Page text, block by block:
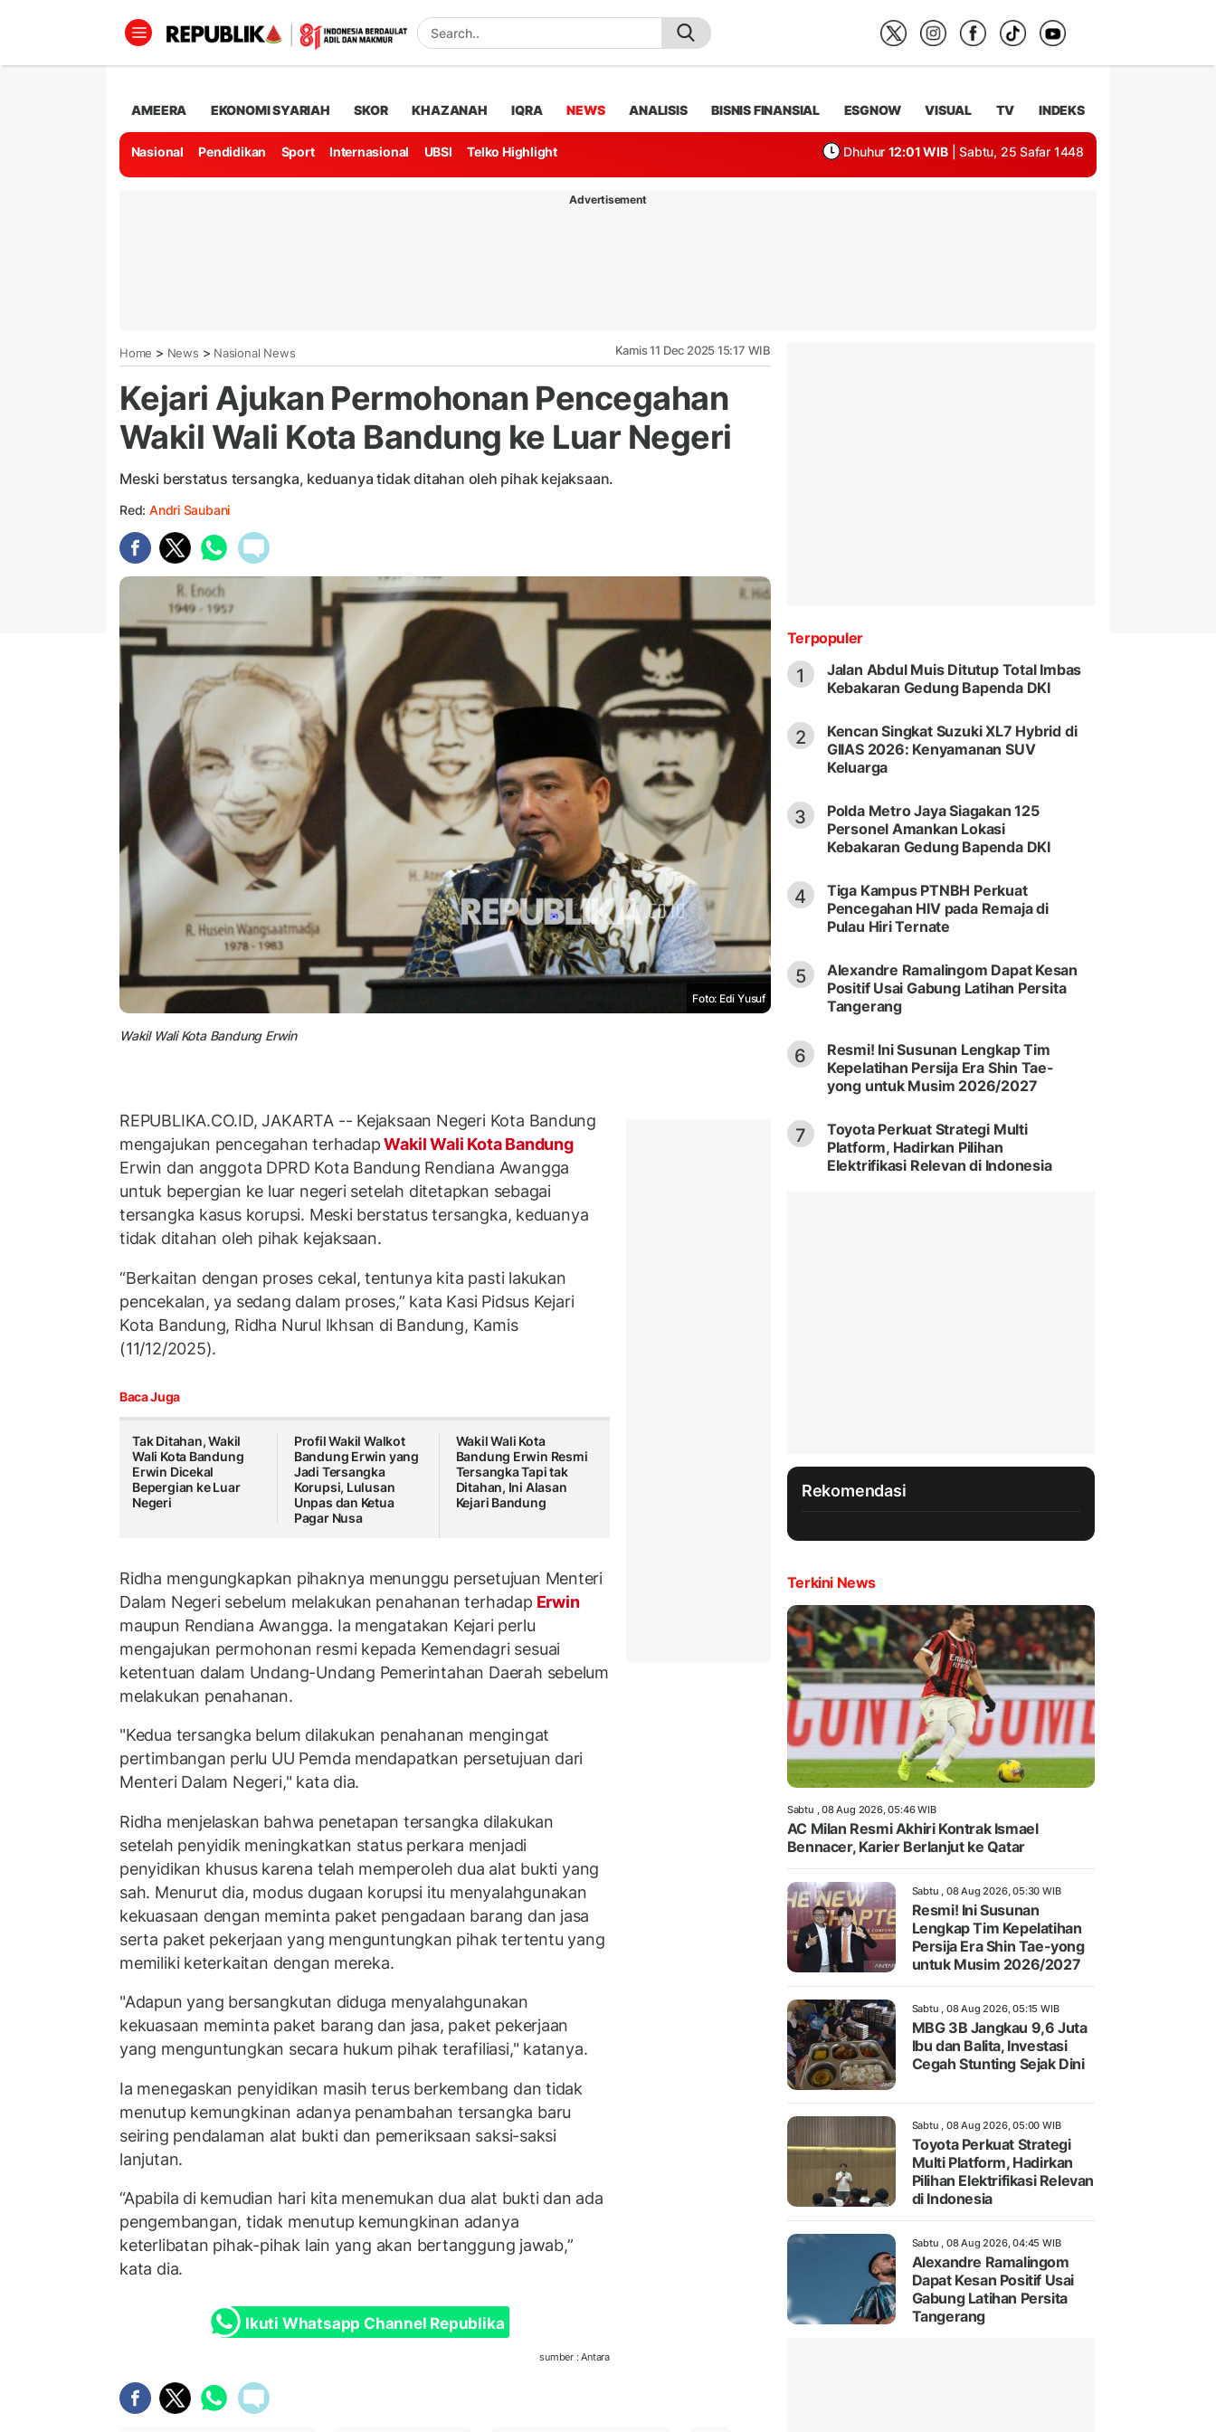
AMEERA EKONOMI SYARIAH SKOR KHAZANAH IQRA NEWS ANALISIS BISNIS FINANSIAL ESGNOW VISUAL TV INDEKS
Nasional Pendidikan Sport Internasional UBSI Telko Highlight Dhuhur 12:01 WIB | Sabtu, 25 Safar 1448
Advertisement
Home > News > Nasional News Kamis 11 Dec 2025 15:17 WIB
Kejari Ajukan Permohonan Pencegahan
Wakil Wali Kota Bandung ke Luar Negeri
Meski berstatus tersangka, keduanya tidak ditahan oleh pihak kejaksaan.
Red: Andri Saubani
Foto: Edi Yusuf
Wakil Wali Kota Bandung Erwin
REPUBLIKA.CO.ID, JAKARTA -- Kejaksaan Negeri Kota Bandung
mengajukan pencegahan terhadapWakil Wali Kota Bandung
Erwin dan anggota DPRD Kota Bandung Rendiana Awangga
untuk bepergian ke luar negeri setelah ditetapkan sebagai
tersangka kasus korupsi. Meski berstatus tersangka, keduanya
tidak ditahan oleh pihak kejaksaan.
“Berkaitan dengan proses cekal, tentunya kita pasti lakukan
pencekalan, ya sedang dalam proses,” kata Kasi Pidsus Kejari
Kota Bandung, Ridha Nurul Ikhsan di Bandung, Kamis
(11/12/2025).
Baca Juga
Tak Ditahan, Wakil
Wali Kota Bandung
Erwin Dicekal
Bepergian ke Luar
Negeri
Profil Wakil Walkot
Bandung Erwin yang
Jadi Tersangka
Korupsi, Lulusan
Unpas dan Ketua
Pagar Nusa
Wakil Wali Kota
Bandung Erwin Resmi
Tersangka Tapi tak
Ditahan, Ini Alasan
Kejari Bandung
Ridha mengungkapkan pihaknya menunggu persetujuan Menteri
Dalam Negeri sebelum melakukan penahanan terhadap Erwin
maupun Rendiana Awangga. Ia mengatakan Kejari perlu
mengajukan permohonan resmi kepada Kemendagri sesuai
ketentuan dalam Undang-Undang Pemerintahan Daerah sebelum
melakukan penahanan.
"Kedua tersangka belum dilakukan penahanan mengingat
pertimbangan perlu UU Pemda mendapatkan persetujuan dari
Menteri Dalam Negeri," kata dia.
Ridha menjelaskan bahwa penetapan tersangka dilakukan
setelah penyidik meningkatkan status perkara menjadi
penyidikan khusus karena telah memperoleh dua alat bukti yang
sah. Menurut dia, modus dugaan korupsi itu menyalahgunakan
kekuasaan dengan meminta paket pengadaan barang dan jasa
serta paket pekerjaan yang menguntungkan pihak tertentu yang
memiliki keterkaitan dengan mereka.
"Adapun yang bersangkutan diduga menyalahgunakan
kekuasaan meminta paket barang dan jasa, paket pekerjaan
yang menguntungkan secara hukum pihak terafiliasi," katanya.
Ia menegaskan penyidikan masih terus berkembang dan tidak
menutup kemungkinan adanya penambahan tersangka baru
seiring pendalaman alat bukti dan pemeriksaan saksi-saksi
lanjutan.
“Apabila di kemudian hari kita menemukan dua alat bukti dan ada
pengembangan, tidak menutup kemungkinan adanya
keterlibatan pihak-pihak lain yang akan bertanggung jawab,”
kata dia.
Ikuti Whatsapp Channel Republika
sumber : Antara
Terpopuler
1
Jalan Abdul Muis Ditutup Total Imbas
Kebakaran Gedung Bapenda DKI
2
Kencan Singkat Suzuki XL7 Hybrid di
GIIAS 2026: Kenyamanan SUV
Keluarga
3
Polda Metro Jaya Siagakan 125
Personel Amankan Lokasi
Kebakaran Gedung Bapenda DKI
4
Tiga Kampus PTNBH Perkuat
Pencegahan HIV pada Remaja di
Pulau Hiri Ternate
5
Alexandre Ramalingom Dapat Kesan
Positif Usai Gabung Latihan Persita
Tangerang
6
Resmi! Ini Susunan Lengkap Tim
Kepelatihan Persija Era Shin Tae-
yong untuk Musim 2026/2027
7
Toyota Perkuat Strategi Multi
Platform, Hadirkan Pilihan
Elektrifikasi Relevan di Indonesia
Rekomendasi
Terkini News
Sabtu , 08 Aug 2026, 05:46 WIB
AC Milan Resmi Akhiri Kontrak Ismael
Bennacer, Karier Berlanjut ke Qatar
Sabtu , 08 Aug 2026, 05:30 WIB
Resmi! Ini Susunan
Lengkap Tim Kepelatihan
Persija Era Shin Tae-yong
untuk Musim 2026/2027
Sabtu , 08 Aug 2026, 05:15 WIB
MBG 3B Jangkau 9,6 Juta
Ibu dan Balita, Investasi
Cegah Stunting Sejak Dini
Sabtu , 08 Aug 2026, 05:00 WIB
Toyota Perkuat Strategi
Multi Platform, Hadirkan
Pilihan Elektrifikasi Relevan
di Indonesia
Sabtu , 08 Aug 2026, 04:45 WIB
Alexandre Ramalingom
Dapat Kesan Positif Usai
Gabung Latihan Persita
Tangerang